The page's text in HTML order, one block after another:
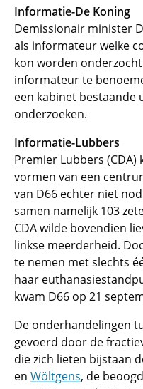
Informatie-De Koning
Demissionair minister
als informateur welke
kon worden
informateur te
een kabinet bestaande
onderzoeken.
Informatie-Lubbers
Premier Lubbers
vormen van een
van D66 echter niet
samen namelijk 103
CDA wilde bovendien
linkse meerderheid.
te nemen met slechts
haar
kwam D66 op 21
De onderhandelingen
gevoerd door de
die zich lieten bijstaan
en Wöltgens, de